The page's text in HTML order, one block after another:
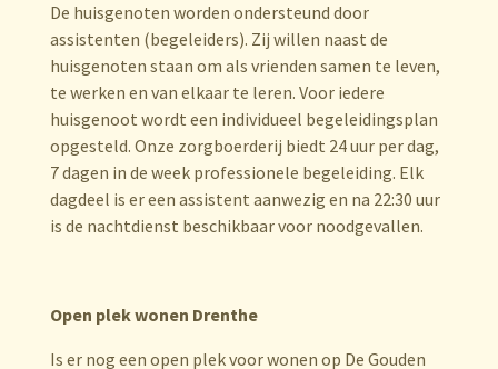
De huisgenoten worden ondersteund door
assistenten (begeleiders). Zij willen naast de
huisgenoten staan om als vrienden samen te leven,
te werken en van elkaar te leren. Voor iedere
huisgenoot wordt een individueel begeleidingsplan
opgesteld. Onze zorgboerderij biedt 24 uur per dag,
7 dagen in de week professionele begeleiding. Elk
dagdeel is er een assistent aanwezig en na 22:30 uur
is de nachtdienst beschikbaar voor noodgevallen.
Open plek wonen Drenthe
Is er nog een open plek voor wonen op De Gouden